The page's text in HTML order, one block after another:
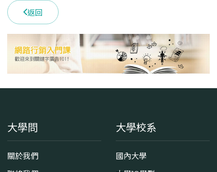
(082)313530
學系地址
金門縣金寧鄉大學路1號
返回
大學問
關於我們
大學校系
國內大學